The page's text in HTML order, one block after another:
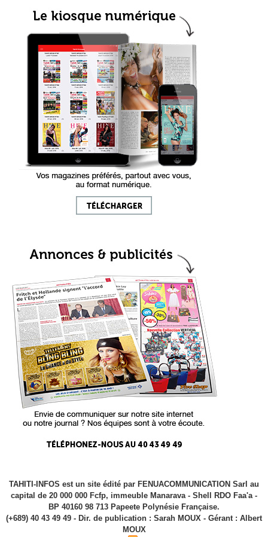
TAHITI-INFOS est un site édité par FENUACOMMUNICATION Sarl au
capital de 20 000 000 Fcfp, immeuble Manarava - Shell RDO Faa'a -
BP 40160 98 713 Papeete Polynésie Française.
(+689) 40 43 49 49 - Dir. de publication : Sarah MOUX - Gérant : Albert
MOUX